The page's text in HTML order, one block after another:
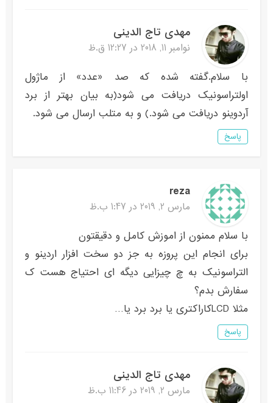
مهدی تاج الدینی
نوامبر 11, 2018 در 12:27 ق.ظ
با سلام.گفته شده که صد «عدد» از ماژول
اولتراسونیک دریافت می شود(به بیان بهتر از برد
آردوینو دریافت می شود.) و به متلب ارسال می شود.
پاسخ
reza
مارس 2, 2019 در 1:47 ب.ظ
با سلام ممنون از اموزش کامل و دقیقتون
برای انجام این پروزه به جز دو سخت افزار اردینو و
التراسونیک به چ چیزایی دیگه ای احتیاج هست ک
سفارش بدم؟
مثلا LCDکاراکتری یا برد برد یا…
پاسخ
مهدی تاج الدینی
مارس 2, 2019 در 11:46 ب.ظ